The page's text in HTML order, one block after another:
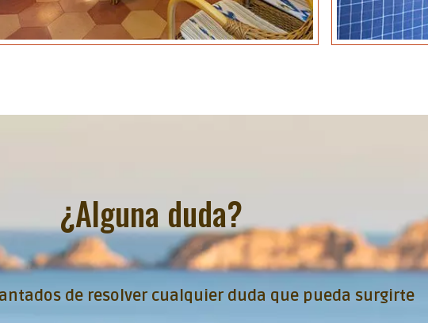
¿Alguna duda?
de resolver cualquier duda que pueda surgirte